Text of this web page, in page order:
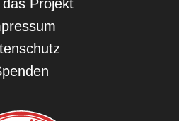
Projekt